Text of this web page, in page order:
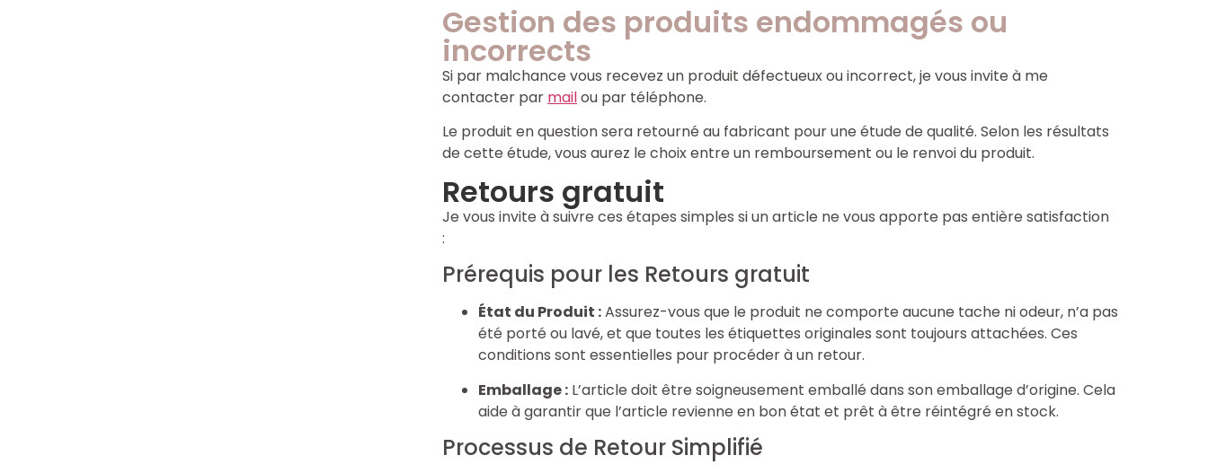
Gestion des produits endommagés ou
incorrects
Si par malchance vous recevez un produit défectueux ou incorrect, je vous invite à me
contacter par mailou par téléphone.
Le produit en question sera retourné au fabricant pour une étude de qualité. Selon les résultats
de cette étude, vous aurez le choix entre un remboursement ou le renvoi du produit.
Retours gratuit
Je vous invite à suivre ces étapes simples si un article ne vous apporte pas entière satisfaction
:
Prérequis pour les Retours gratuit
État du Produit :Assurez-vous que le produit ne comporte aucune tache ni odeur, n’a pas
été porté ou lavé, et que toutes les étiquettes originales sont toujours attachées. Ces
conditions sont essentielles pour procéder à un retour.
Emballage :L’article doit être soigneusement emballé dans son emballage d’origine. Cela
aide à garantir que l’article revienne en bon état et prêt à être réintégré en stock.
Processus de Retour Simplifié